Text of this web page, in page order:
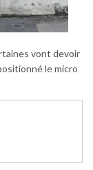
vont devoir
le micro